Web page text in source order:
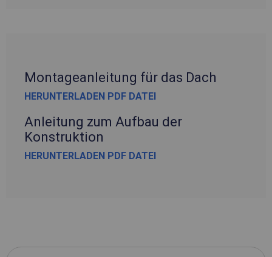
Montageanleitung für das Dach
HERUNTERLADEN PDF DATEI
Anleitung zum Aufbau der
Konstruktion
HERUNTERLADEN PDF DATEI